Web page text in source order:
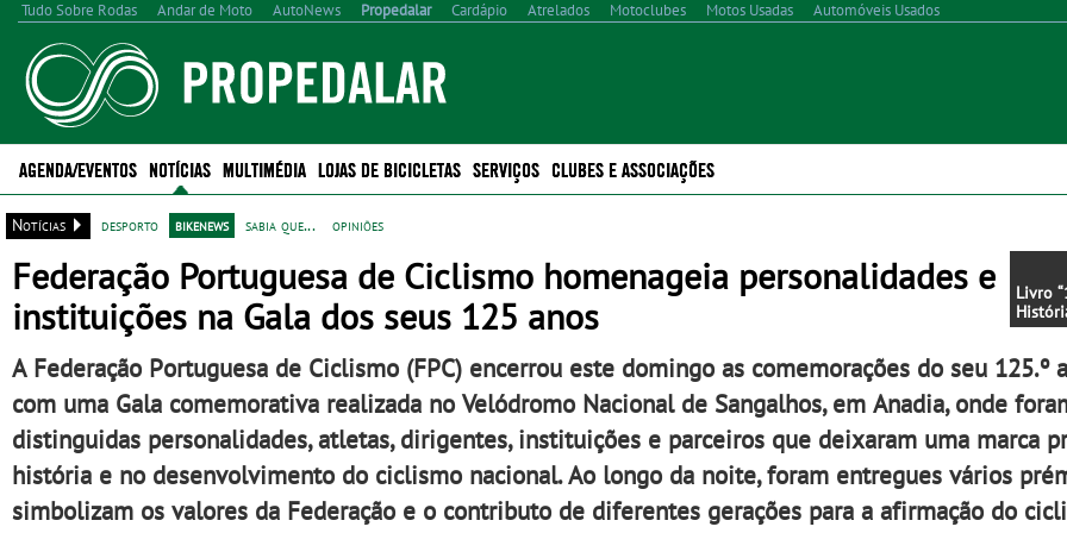
Tudo Sobre Rodas Andar de Moto AutoNews Propedalar Cardápio Atrelados Motoclubes Motos Usadas Automóveis Usados
AGENDA/EVENTOS NOTÍCIAS MULTIMÉDIA LOJAS DE BICICLETAS SERVIÇOS CLUBES E ASSOCIAÇÕES
Notícias desporto bikenews sabia que... opiniões
Livro
dos
de
Vítor
Federação Portuguesa de Ciclismo homenageia personalidades e
instituições na Gala dos seus 125 anos
A Federação Portuguesa de Ciclismo (FPC) encerrou este domingo as comemorações do seu 125.º
com uma Gala comemorativa realizada no Velódromo Nacional de Sangalhos, em Anadia, onde
distinguidas personalidades, atletas, dirigentes, instituições e parceiros que deixaram uma marca
história e no desenvolvimento do ciclismo nacional. Ao longo da noite, foram entregues vários
simbolizam os valores da Federação e o contributo de diferentes gerações para a afirmação do